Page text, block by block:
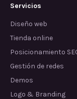
Servicios
Diseño web
Tienda online
Posicionamiento
Gestión de redes
Demos
Logo & Branding